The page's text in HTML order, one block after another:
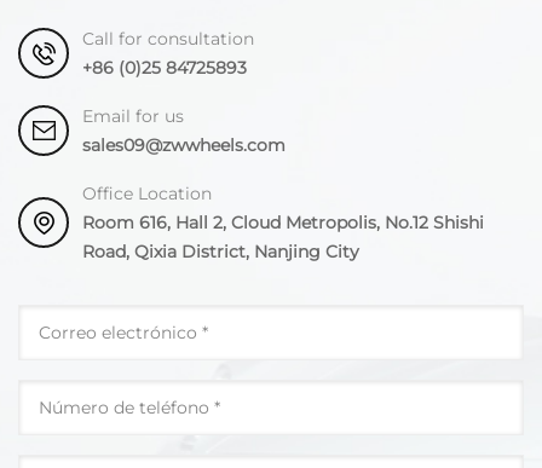
Call for consultation
+86 (0)25 84725893
Email for us
sales09@zwwheels.com
Office Location
Room 616, Hall 2, Cloud Metropolis, No.12 Shishi
Road, Qixia District, Nanjing City